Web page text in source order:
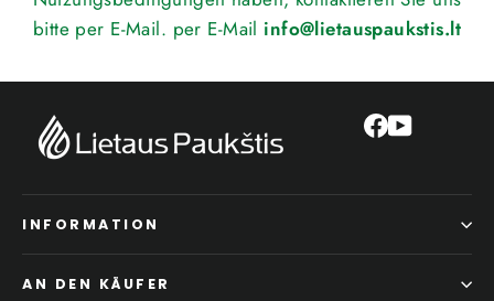
bitte per E-Mail. per E-Mail info@lietauspaukstis.lt
Facebook
YouTube
INFORMATION
AN DEN KÄUFER